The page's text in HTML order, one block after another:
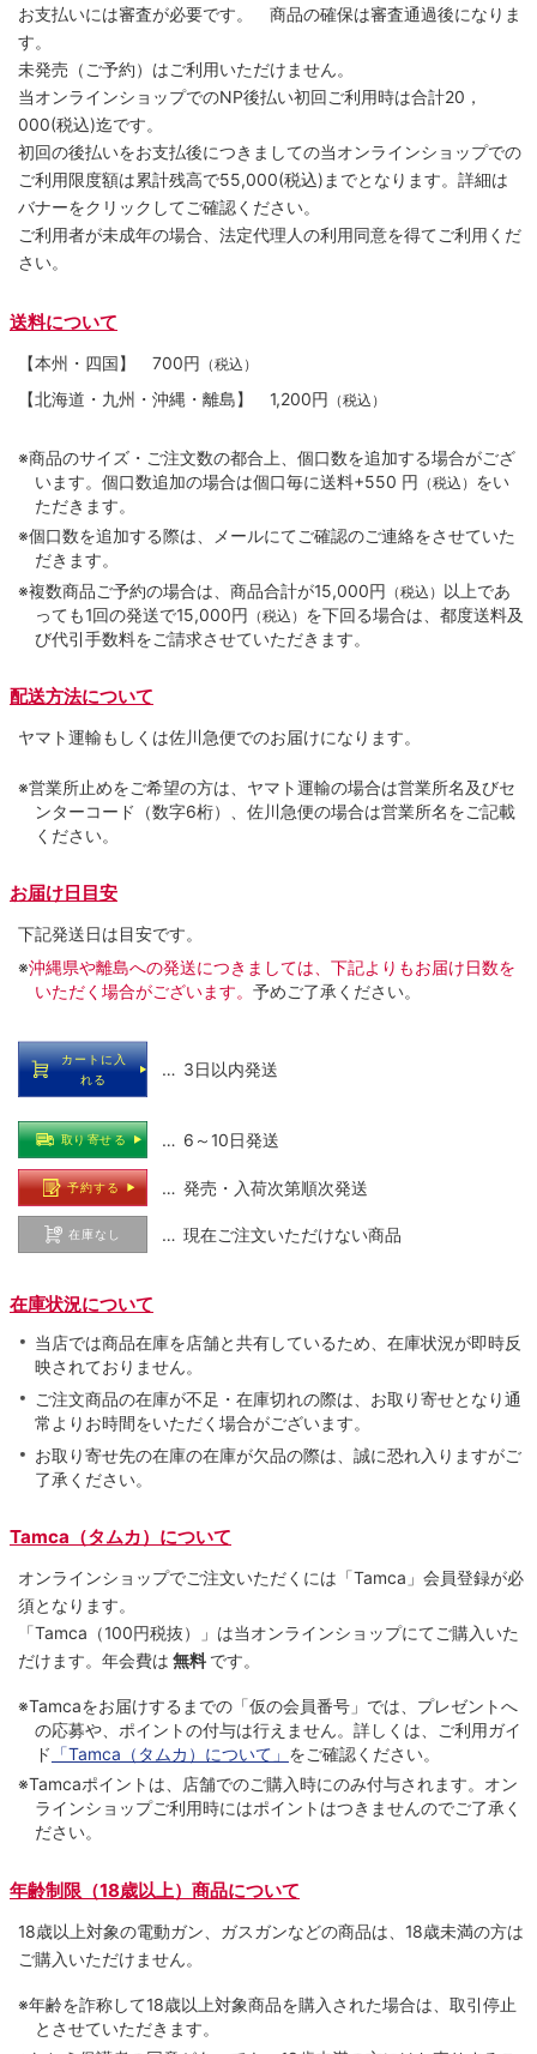
お支払いには審査が必要です。 商品の確保は審査通過後になりま
す。
未発売（ご予約）はご利用いただけません。
当オンラインショップでのNP後払い初回ご利用時は合計20，
000(税込)迄です。
初回の後払いをお支払後につきましての当オンラインショップでの
ご利用限度額は累計残高で55,000(税込)までとなります。詳細は
バナーをクリックしてご確認ください。
ご利用者が未成年の場合、法定代理人の利用同意を得てご利用くだ
さい。
送料について
【本州・四国】 700円 （税込）
【北海道・九州・沖縄・離島】 1,200円 （税込）
※商品のサイズ・ご注文数の都合上、個口数を追加する場合がござ
います。個口数追加の場合は個口毎に送料+550 円 （税込） をい
ただきます。
※個口数を追加する際は、メールにてご確認のご連絡をさせていた
だきます。
※複数商品ご予約の場合は、商品合計が15,000円 （税込） 以上であ
っても1回の発送で15,000円 （税込） を下回る場合は、都度送料及
び代引手数料をご請求させていただきます。
配送方法について
ヤマト運輸もしくは佐川急便でのお届けになります。
※営業所止めをご希望の方は、ヤマト運輸の場合は営業所名及びセ
ンターコード（数字6桁）、佐川急便の場合は営業所名をご記載
ください。
お届け日目安
下記発送日は目安です。
※沖縄県や離島への発送につきましては、下記よりもお届け日数を
いただく場合がございます。 予めご了承ください。
カートに入
れる
… 3日以内発送
取り寄せる … 6～10日発送
予約する … 発売・入荷次第順次発送
在庫なし … 現在ご注文いただけない商品
在庫状況について
当店では商品在庫を店舗と共有しているため、在庫状況が即時反
映されておりません。
ご注文商品の在庫が不足・在庫切れの際は、お取り寄せとなり通
常よりお時間をいただく場合がございます。
お取り寄せ先の在庫の在庫が欠品の際は、誠に恐れ入りますがご
了承ください。
Tamca（タムカ）について
オンラインショップでご注⽂いただくには「Tamca」会員登録が必
須となります。
「Tamca （100円税抜）
」は当オンラインショップにてご購⼊いた
だけます。 年会費は 無料 です。
※Tamcaをお届けするまでの「仮の会員番号」では、プレゼントへ
の応募や、ポイントの付与は⾏えません。詳しくは、ご利⽤ガイ
ド 「Tamca（タムカ）について」 をご確認ください。
※Tamcaポイントは、店舗でのご購⼊時にのみ付与されます。オン
ラインショップご利用時にはポイントはつきませんのでご了承く
ださい。
年齢制限（18歳以上）商品について
18歳以上対象の電動ガン、ガスガンなどの商品は、18歳未満の方は
ご購入いただけません。
※年齢を詐称して18歳以上対象商品を購入された場合は、取引停止
とさせていただきます。